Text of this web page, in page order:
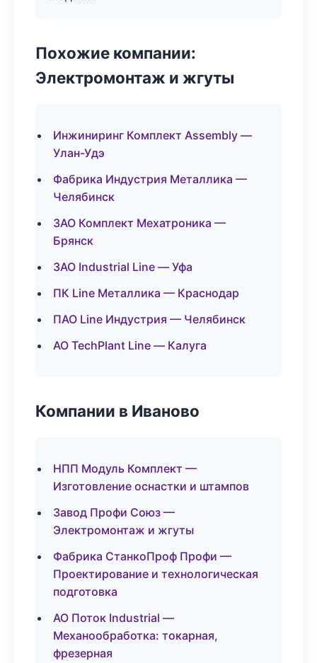
Похожие компании:
Электромонтаж и жгуты
Инжиниринг Комплект Assembly —
Улан-Удэ
Фабрика Индустрия Металлика —
Челябинск
ЗАО Комплект Мехатроника —
Брянск
ЗАО Industrial Line — Уфа
ПК Line Металлика — Краснодар
ПАО Line Индустрия — Челябинск
АО TechPlant Line — Калуга
Компании в Иваново
НПП Модуль Комплект —
Изготовление оснастки и штампов
Завод Профи Союз —
Электромонтаж и жгуты
Фабрика СтанкоПроф Профи —
Проектирование и технологическая
подготовка
АО Поток Industrial —
Механообработка: токарная,
фрезерная